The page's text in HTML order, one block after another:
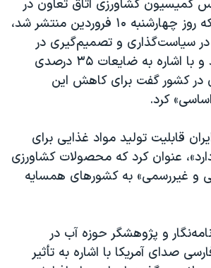
به چین
کمیسیون کشاورزی اتاق تعاون در
گفت‌وگویی با ایلنا که روز چهارشنبه ۱۰ فروردین منتشر شد،
سیاست‌گذاری و تصمیم‌گیری در
بخش کشاورزی شد و با اشاره به ضایعات ۳۵ درصدی
کشور گفت برای کاهش این
کرد.
قابلیت تولید مواد غذایی برای
دارد»، عنوان کرد که محصولات کشاورزی
و غیررسمی» به کشورهای همسایه
و پژوهشگر حوزه آب در
صدای آمریکا با اشاره به تأثیر